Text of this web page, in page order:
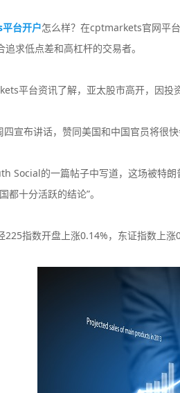
台开户怎么样？在cptmarkets官网平
追求低点差和高杠杆的交易者。
平台资讯了解，亚太股市高开，因投
四宣布讲话，赞同美国和中国官员将很
Social的一篇帖子中写道，这场被特朗
都十分活跃的结论”。
225指数开盘上涨0.14%，东证指数上
CPT Markets
口碑评分：8.81
VT Markets平台
监管中
监管中
监管中